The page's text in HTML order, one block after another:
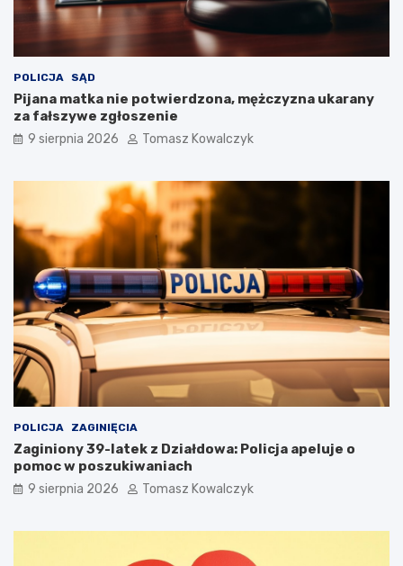
POLICJA SĄD
Pijana matka nie potwierdzona, mężczyzna ukarany
za fałszywe zgłoszenie
9 sierpnia 2026 Tomasz Kowalczyk
POLICJA ZAGINIĘCIA
Zaginiony 39-latek z Działdowa: Policja apeluje o
pomoc w poszukiwaniach
9 sierpnia 2026 Tomasz Kowalczyk